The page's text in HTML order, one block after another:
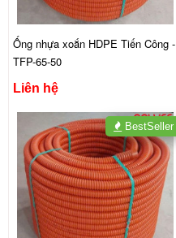
Ống nhựa xoắn HDPE Tiến Công -
TFP-65-50
Liên hệ
BestSeller